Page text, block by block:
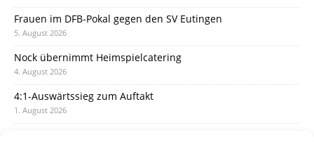
Frauen im DFB-Pokal gegen den SV Eutingen
5. August 2026
Nock übernimmt Heimspielcatering
4. August 2026
4:1-Auswärtssieg zum Auftakt
1. August 2026